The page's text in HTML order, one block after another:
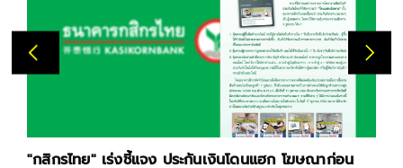
"กสิกรไทย" เร่งชี้แจง ประกันเงินโดนแฮก โฆษณาก่อน